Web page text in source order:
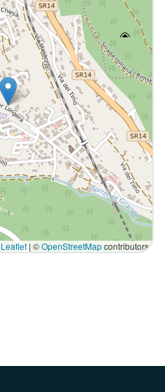
Leaflet | ©OpenStreetMapcontributors